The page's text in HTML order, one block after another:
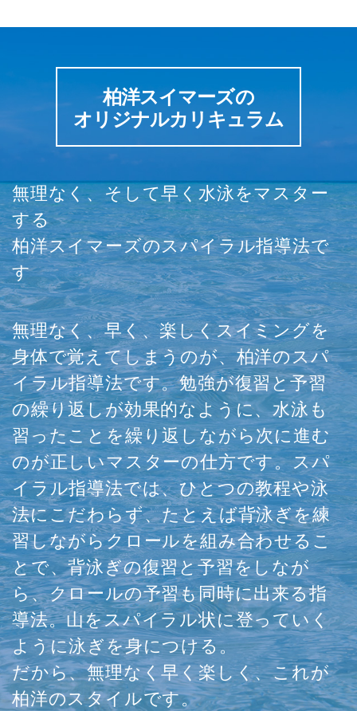
柏洋スイマーズの
オリジナルカリキュラム
無理なく、そして早く水泳をマスター
する
柏洋スイマーズのスパイラル指導法で
す
無理なく、早く、楽しくスイミングを
身体で覚えてしまうのが、柏洋のスパ
イラル指導法です。勉強が復習と予習
の繰り返しが効果的なように、水泳も
習ったことを繰り返しながら次に進む
のが正しいマスターの仕方です。スパ
イラル指導法では、ひとつの教程や泳
法にこだわらず、たとえば背泳ぎを練
習しながらクロールを組み合わせるこ
とで、背泳ぎの復習と予習をしなが
ら、クロールの予習も同時に出来る指
導法。山をスパイラル状に登っていく
ように泳ぎを身につける。
だから、無理なく早く楽しく、これが
柏洋のスタイルです。